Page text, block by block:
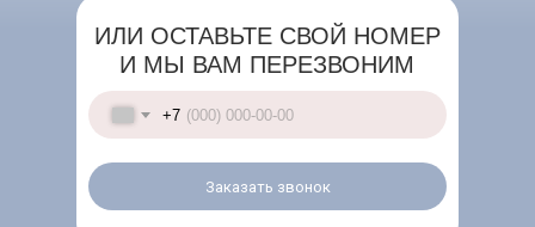
ИЛИ ОСТАВЬТЕ СВОЙ НОМЕР
И МЫ ВАМ ПЕРЕЗВОНИМ
+7
Заказать звонок